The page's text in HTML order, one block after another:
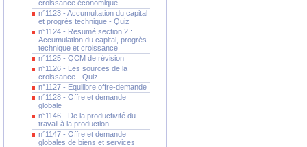
croissance économique
n°1123 - Accumultation du capital
et progrès technique - Quiz
n°1124 - Resumé section 2 :
Accumulation du capital, progrès
technique et croissance
n°1125 - QCM de révision
n°1126 - Les sources de la
croissance - Quiz
n°1127 - Equilibre offre-demande
n°1128 - Offre et demande
globale
n°1146 - De la productivité du
travail à la production
n°1147 - Offre et demande
globales de biens et services